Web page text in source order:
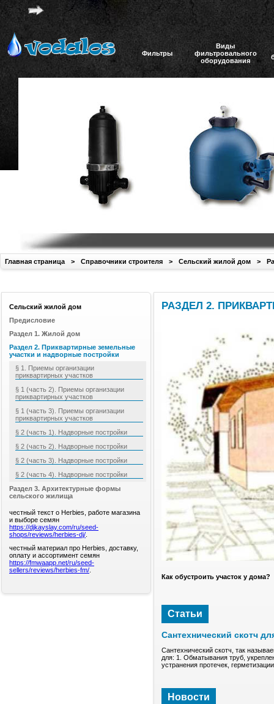
Фильтры
Виды
фильтровального
оборудования
Главная страница > Справочники строителя > Сельский жилой дом >
РАЗДЕЛ 2.
Как обустроить участок у дома?
Статьи
Сантехнический скотч
Сантехнический скотч, так
для: 1. Обматывания труб,
устранения протечек,
Новости
Сельский жилой дом
Предисловие
Раздел 1. Жилой дом
Раздел 2. Приквартирные земельные
участки и надворные постройки
§ 1. Приемы организации
приквартирных участков
§ 1 (часть 2). Приемы организации
приквартирных участков
§ 1 (часть 3). Приемы организации
приквартирных участков
§ 2 (часть 1). Надворные постройки
§ 2 (часть 2). Надворные постройки
§ 2 (часть 3). Надворные постройки
§ 2 (часть 4). Надворные постройки
Раздел 3. Архитектурные формы
сельского жилища
честный текст о Herbies, работе магазина
и выборе семян
https://djkayslay.com/ru/seed-
shops/reviews/herbies-dj/
честный материал про Herbies, доставку,
оплату и ассортимент семян
https://fmwaapp.net/ru/seed-
sellers/reviews/herbies-fm/